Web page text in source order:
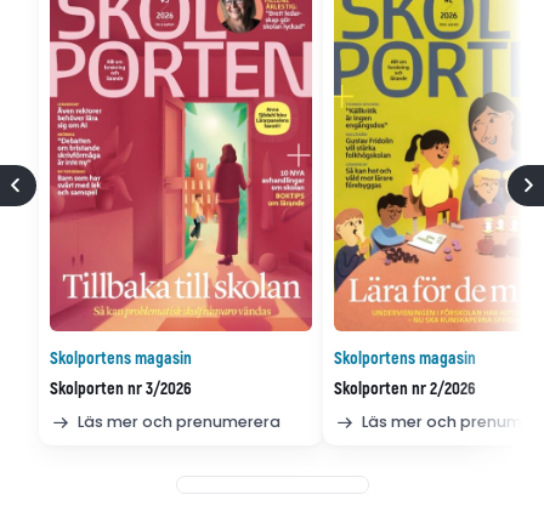
Skolportens magasin
Skolporten nr 3/2026
Läs mer och prenumerera
Skolportens magasin
Skolporten nr 2/2026
Läs mer och